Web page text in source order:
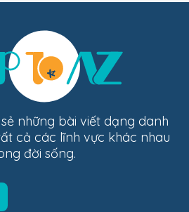
những bài viết dạng danh
cả các lĩnh vực khác nhau
đời sống.